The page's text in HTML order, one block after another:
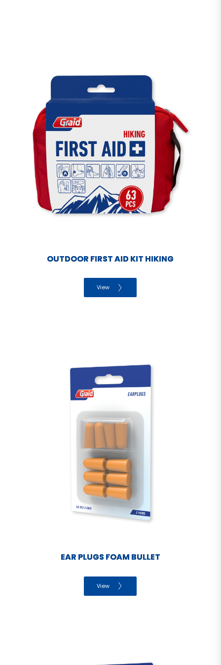
OUTDOOR FIRST AID KIT HIKING
View
EAR PLUGS FOAM BULLET
View